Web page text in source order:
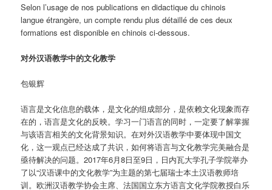
Selon l’usage de nos publications en didactique du chinois
langue étrangère, un compte rendu plus détaillé de ces deux
formations est disponible en chinois ci-dessous.
对外汉语教学中的文化教学
包银辉
语言是文化信息的载体，是文化的组成部分，是依赖文化现象而存
在的，语言是文化的反映。学习一门语言的同时，一定要了解掌握
与该语言相关的文化背景知识。在对外汉语教学中要体现中国文
化，这一观点已经达成了共识，如何将语言与文化教学完美融合是
亟待解决的问题。2017年6月8日至9日，日内瓦大学孔子学院举办
了以“汉语课中的文化教学”为主题的第七届瑞士本土汉语教师培
训。欧洲汉语教学协会主席、法国国立东方语言文化学院教授白乐